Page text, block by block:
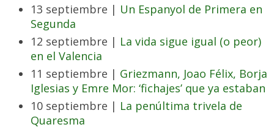
13 septiembre | Un Espanyol de Primera en
Segunda
12 septiembre | La vida sigue igual (o peor)
en el Valencia
11 septiembre | Griezmann, Joao Félix, Borja
Iglesias y Emre Mor: ‘fichajes’ que ya estaban
10 septiembre | La penúltima trivela de
Quaresma